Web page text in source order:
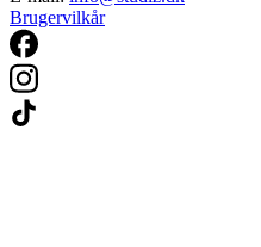
Brugervilkår